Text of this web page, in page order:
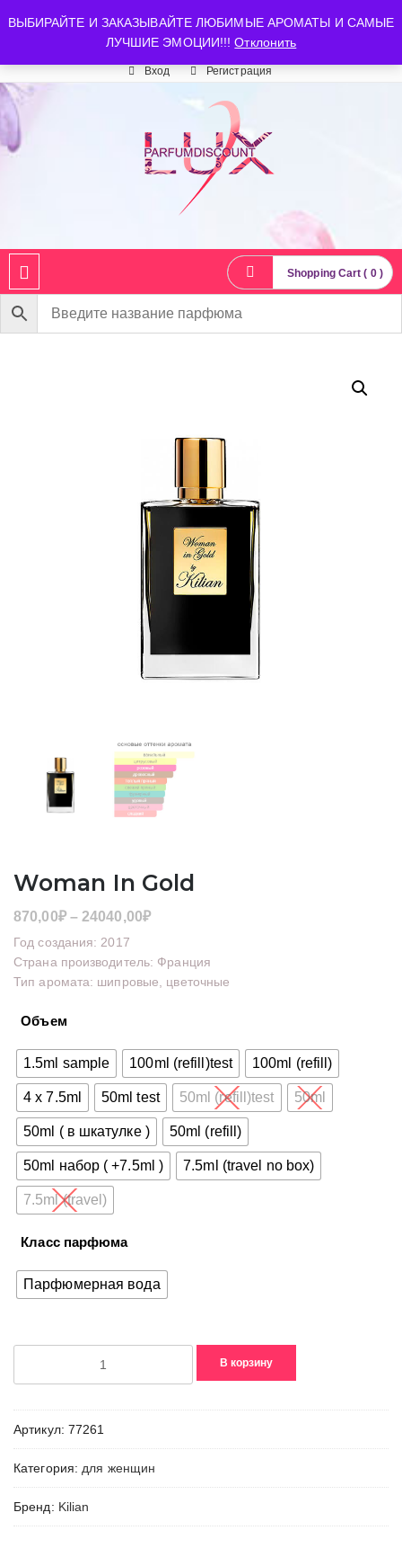
ВЫБИРАЙТЕ И ЗАКАЗЫВАЙТЕ ЛЮБИМЫЕ АРОМАТЫ И САМЫЕ
ЛУЧШИЕ ЭМОЦИИ!!!Отклонить
luxparfumdiscount@mail.ru +7 903 544 11 18 г. Москва
Время работы: пн-сб 10:00-21:00
Вход Регистрация
Shopping Cart ( 0 )
Woman In Gold
870,00₽ – 24040,00₽Диапазон
870,00₽
–
Год создания: 2017
Страна производитель: Франция
Тип аромата: шипровые, цветочные
Объем
1.5ml sample 100ml (refill)test 100ml (refill)
4 x 7.5ml 50ml test 50ml (refill)test 50ml
50ml ( в шкатулке ) 50ml (refill)
50ml набор ( +7.5ml ) 7.5ml (travel no box)
7.5ml (travel)
Класс парфюма
Парфюмерная вода
in
Gold
В корзину
Артикул: 77261
Категория: для женщин
Бренд: Kilian